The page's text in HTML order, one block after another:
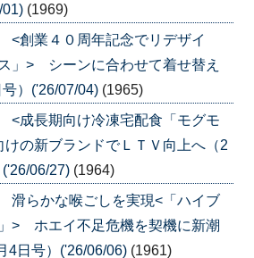
01) (1969)
<創業４０周年記念でリデザイ
」> シーンに合わせて着せ替え
）('26/07/04) (1965)
<成長期向け冷凍宅配食「モグモ
の新ブランドでＬＴＶ向上へ（2
06/27) (1964)
滑らかな喉ごしを実現<「ハイブ
> ホエイ不足危機を契機に新潮
4日号）('26/06/06) (1961)